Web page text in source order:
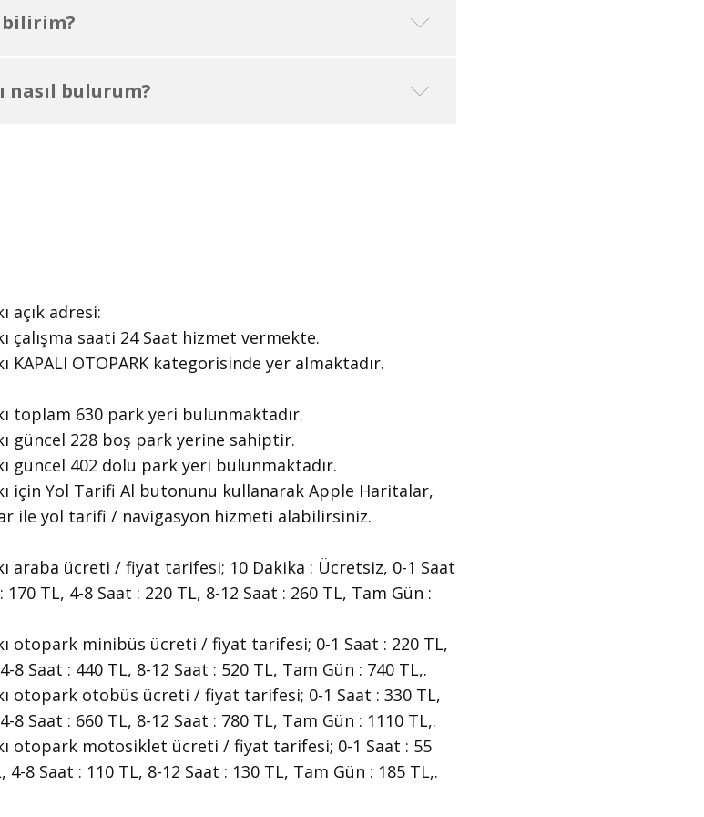
nasıl bulurum?
​açık adresi:
​çalışma saati 24 Saat ​hizmet vermekte.
KAPALI OTOPARK kategorisinde yer almaktadır.
toplam 630 park yeri bulunmaktadır.
güncel 228 boş park yerine sahiptir.
güncel 402 dolu park yeri bulunmaktadır.
için Yol Tarifi Al butonunu kullanarak Apple Haritalar,
ile yol tarifi / navigasyon hizmeti alabilirsiniz.
araba ücreti / fiyat tarifesi; 10 Dakika : Ücretsiz, 0-1 Saat
TL, 4-8 Saat : 220 TL, 8-12 Saat : 260 TL, Tam Gün :
otopark minibüs ücreti / fiyat tarifesi; 0-1 Saat : 220 TL,
8 Saat : 440 TL, 8-12 Saat : 520 TL, Tam Gün : 740 TL,.
otopark otobüs ücreti / fiyat tarifesi; 0-1 Saat : 330 TL,
8 Saat : 660 TL, 8-12 Saat : 780 TL, Tam Gün : 1110 TL,.
otopark motosiklet ücreti / fiyat tarifesi; 0-1 Saat : 55
4-8 Saat : 110 TL, 8-12 Saat : 130 TL, Tam Gün : 185 TL,.